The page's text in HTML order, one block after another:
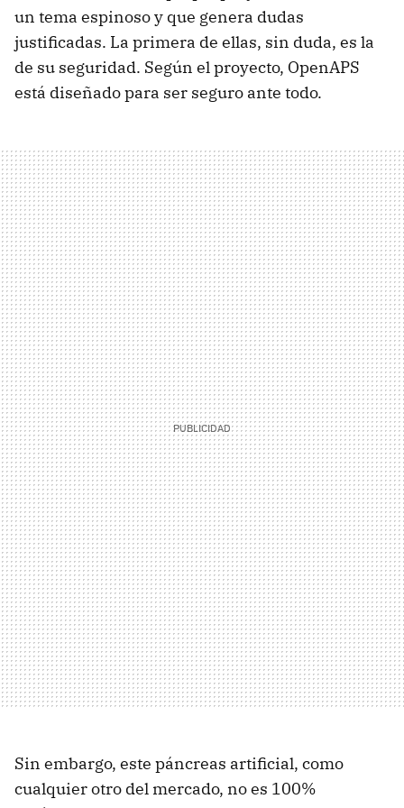
un tema espinoso y que genera dudas
justificadas. La primera de ellas, sin duda, es la
de su seguridad. Según el proyecto, OpenAPS
está diseñado para ser seguro ante todo.
Sin embargo, este páncreas artificial, como
cualquier otro del mercado, no es 100%